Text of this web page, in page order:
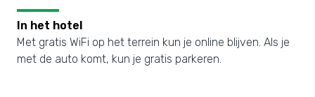
In het hotel
Met gratis WiFi op het terrein kun je online blijven. Als je
met de auto komt, kun je gratis parkeren.